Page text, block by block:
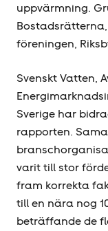
uppvärmning.
föreningen,
Svenskt Vatten,
Sverige har
rapporten.
varit till stor
fram korrekta
till en nära nog
beträffande de